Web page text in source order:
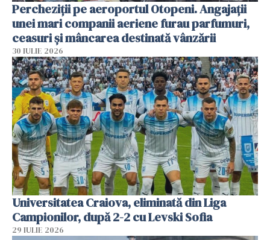
Percheziții pe aeroportul Otopeni. Angajații
unei mari companii aeriene furau parfumuri,
ceasuri și mâncarea destinată vânzării
30 IULIE 2026
Universitatea Craiova, eliminată din Liga
Campionilor, după 2-2 cu Levski Sofia
29 IULIE 2026